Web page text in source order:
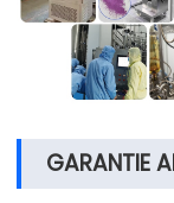
GARANTIE